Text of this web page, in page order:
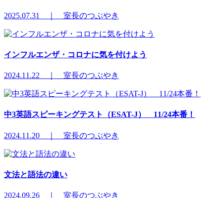
2025.07.31 ｜ 室長のつぶやき
インフルエンザ・コロナに気を付けよう
2024.11.22 ｜ 室長のつぶやき
中3英語スピーキングテスト（ESAT-J） 11/24本番！
2024.11.20 ｜ 室長のつぶやき
文法と語法の違い
2024.09.26 ｜ 室長のつぶやき